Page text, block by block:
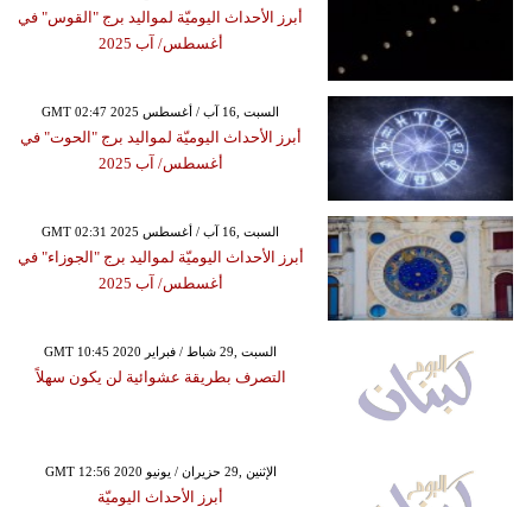
أبرز الأحداث اليوميّة لمواليد برج "القوس" في
أغسطس/ آب 2025
GMT 02:47 2025 السبت ,16 آب / أغسطس
أبرز الأحداث اليوميّة لمواليد برج "الحوت" في
أغسطس/ آب 2025
GMT 02:31 2025 السبت ,16 آب / أغسطس
أبرز الأحداث اليوميّة لمواليد برج "الجوزاء" في
أغسطس/ آب 2025
GMT 10:45 2020 السبت ,29 شباط / فبراير
التصرف بطريقة عشوائية لن يكون سهلاً
GMT 12:56 2020 الإثنين ,29 حزيران / يونيو
أبرز الأحداث اليوميّة